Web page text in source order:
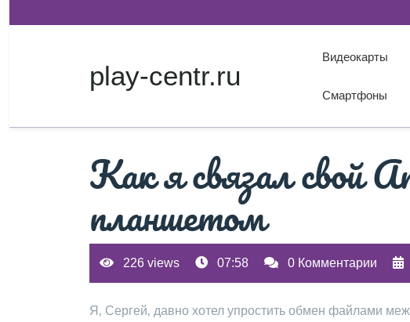
к
play-centr.ru
Видеокарты
Смартфоны
Как я связал свой
планшетом
226 views 07:58 0 Комментарии
Я‚ Сергей‚ давно хотел упростить обмен файлами